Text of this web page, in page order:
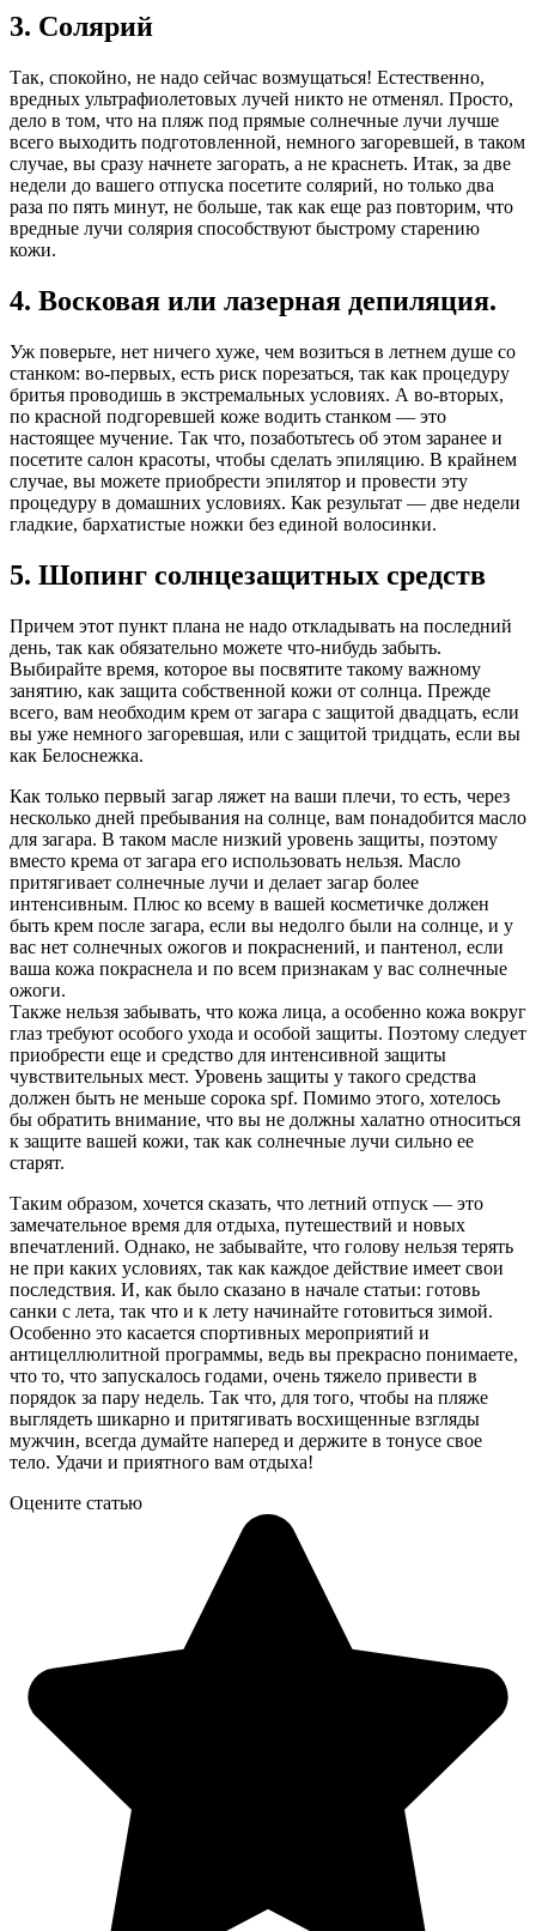
3. Солярий
Так, спокойно, не надо сейчас возмущаться! Естественно,
вредных ультрафиолетовых лучей никто не отменял. Просто,
дело в том, что на пляж под прямые солнечные лучи лучше
всего выходить подготовленной, немного загоревшей, в таком
случае, вы сразу начнете загорать, а не краснеть. Итак, за две
недели до вашего отпуска посетите солярий, но только два
раза по пять минут, не больше, так как еще раз повторим, что
вредные лучи солярия способствуют быстрому старению
кожи.
4. Восковая или лазерная депиляция.
Уж поверьте, нет ничего хуже, чем возиться в летнем душе со
станком: во-первых, есть риск порезаться, так как процедуру
бритья проводишь в экстремальных условиях. А во-вторых,
по красной подгоревшей коже водить станком — это
настоящее мучение. Так что, позаботьтесь об этом заранее и
посетите салон красоты, чтобы сделать эпиляцию. В крайнем
случае, вы можете приобрести эпилятор и провести эту
процедуру в домашних условиях. Как результат — две недели
гладкие, бархатистые ножки без единой волосинки.
5. Шопинг солнцезащитных средств
Причем этот пункт плана не надо откладывать на последний
день, так как обязательно можете что-нибудь забыть.
Выбирайте время, которое вы посвятите такому важному
занятию, как защита собственной кожи от солнца. Прежде
всего, вам необходим крем от загара с защитой двадцать, если
вы уже немного загоревшая, или с защитой тридцать, если вы
как Белоснежка.
Как только первый загар ляжет на ваши плечи, то есть, через
несколько дней пребывания на солнце, вам понадобится масло
для загара. В таком масле низкий уровень защиты, поэтому
вместо крема от загара его использовать нельзя. Масло
притягивает солнечные лучи и делает загар более
интенсивным. Плюс ко всему в вашей косметичке должен
быть крем после загара, если вы недолго были на солнце, и у
вас нет солнечных ожогов и покраснений, и пантенол, если
ваша кожа покраснела и по всем признакам у вас солнечные
ожоги.
Также нельзя забывать, что кожа лица, а особенно кожа вокруг
глаз требуют особого ухода и особой защиты. Поэтому следует
приобрести еще и средство для интенсивной защиты
чувствительных мест. Уровень защиты у такого средства
должен быть не меньше сорока spf. Помимо этого, хотелось
бы обратить внимание, что вы не должны халатно относиться
к защите вашей кожи, так как солнечные лучи сильно ее
старят.
Таким образом, хочется сказать, что летний отпуск — это
замечательное время для отдыха, путешествий и новых
впечатлений. Однако, не забывайте, что голову нельзя терять
не при каких условиях, так как каждое действие имеет свои
последствия. И, как было сказано в начале статьи: готовь
санки с лета, так что и к лету начинайте готовиться зимой.
Особенно это касается спортивных мероприятий и
антицеллюлитной программы, ведь вы прекрасно понимаете,
что то, что запускалось годами, очень тяжело привести в
порядок за пару недель. Так что, для того, чтобы на пляже
выглядеть шикарно и притягивать восхищенные взгляды
мужчин, всегда думайте наперед и держите в тонусе свое
тело. Удачи и приятного вам отдыха!
Оцените статью